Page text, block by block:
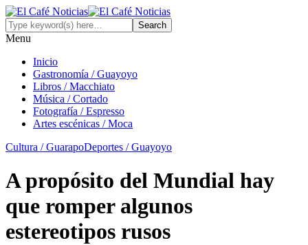
Menu
Inicio
Gastronomía / Guayoyo
Libros / Macchiato
Música / Cortado
Fotografía / Espresso
Artes escénicas / Moca
Cultura / GuarapoDeportes / Guayoyo
A propósito del Mundial hay
que romper algunos
estereotipos rusos